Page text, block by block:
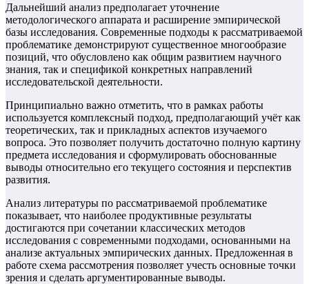
Дальнейший анализ предполагает уточнение
методологического аппарата и расширение эмпирической
базы исследования. Современные подходы к рассматриваемой
проблематике демонстрируют существенное многообразие
позиций, что обусловлено как общим развитием научного
знания, так и спецификой конкретных направлений
исследовательской деятельности.
Принципиально важно отметить, что в рамках работы
используется комплексный подход, предполагающий учёт как
теоретических, так и прикладных аспектов изучаемого
вопроса. Это позволяет получить достаточно полную картину
предмета исследования и сформулировать обоснованные
выводы относительно его текущего состояния и перспектив
развития.
Анализ литературы по рассматриваемой проблематике
показывает, что наиболее продуктивные результаты
достигаются при сочетании классических методов
исследования с современными подходами, основанными на
анализе актуальных эмпирических данных. Предложенная в
работе схема рассмотрения позволяет учесть основные точки
зрения и сделать аргументированные выводы.